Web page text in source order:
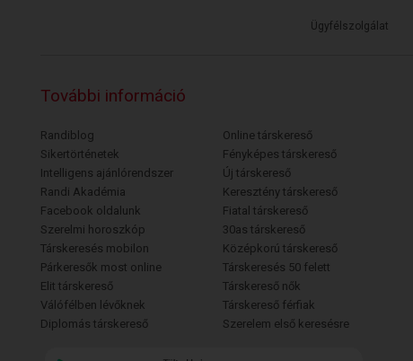
Ügyfélszolgálat
További információ
Randiblog
Sikertörténetek
Intelligens ajánlórendszer
Randi Akadémia
Facebook oldalunk
Szerelmi horoszkóp
Társkeresés mobilon
Párkeresők most online
Elit társkereső
Válófélben lévőknek
Diplomás társkereső
Online társkereső
Fényképes társkereső
Új társkereső
Keresztény társkereső
Fiatal társkereső
30as társkereső
Középkorú társkereső
Társkeresés 50 felett
Társkereső nők
Társkereső férfiak
Szerelem első keresésre